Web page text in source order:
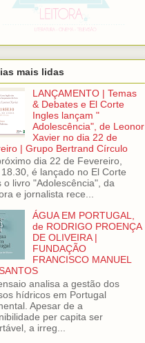
mais lidas
LANÇAMENTO | Temas
& Debates e El Corte
Ingles lançam "
Adolescência", de Leonor
Xavier no dia 22 de
| Grupo Bertrand Círculo
dia 22 de Fevereiro,
é lançado no El Corte
o livro "Adolescência", da
e jornalista rece...
ÁGUA EM PORTUGAL,
de RODRIGO PROENÇA
DE OLIVEIRA |
FUNDAÇÃO
FRANCISCO MANUEL
analisa a gestão dos
hídricos em Portugal
Apesar de a
per capita ser
a irreg...